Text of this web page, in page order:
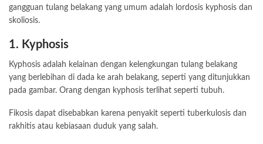
gangguan tulang belakang yang umum adalah lordosis kyphosis dan
skoliosis.
1. Kyphosis
Kyphosis adalah kelainan dengan kelengkungan tulang belakang
yang berlebihan di dada ke arah belakang, seperti yang ditunjukkan
pada gambar. Orang dengan kyphosis terlihat seperti tubuh.
Fikosis dapat disebabkan karena penyakit seperti tuberkulosis dan
rakhitis atau kebiasaan duduk yang salah.